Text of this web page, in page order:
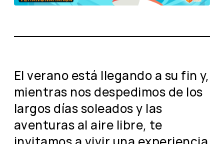
El verano está llegando a su fin y,
mientras nos despedimos de los
largos días soleados y las
aventuras al aire libre, te